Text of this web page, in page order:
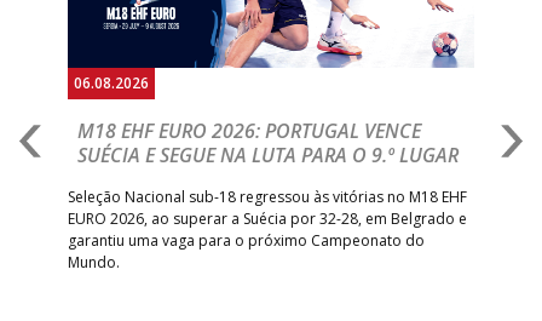
06.08.2026
M18 EHF EURO 2026: PORTUGAL VENCE
SUÉCIA E SEGUE NA LUTA PARA O 9.º LUGAR
Seleção Nacional sub-18 regressou às vitórias no M18 EHF
EURO 2026, ao superar a Suécia por 32-28, em Belgrado e
garantiu uma vaga para o próximo Campeonato do
Mundo.